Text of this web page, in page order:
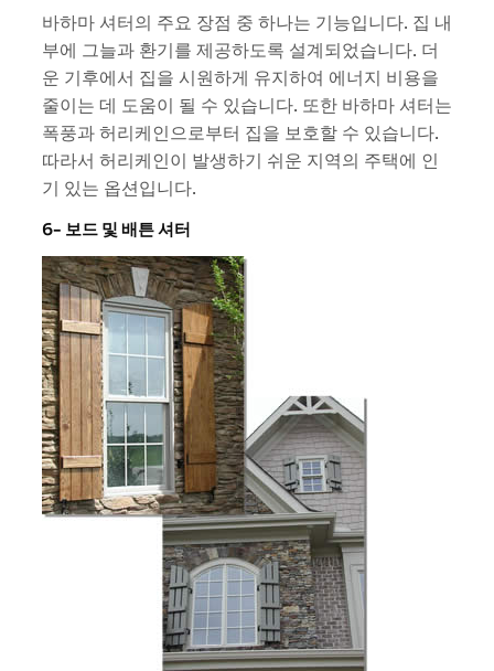
바하마 셔터의 주요 장점 중 하나는 기능입니다. 집 내
부에 그늘과 환기를 제공하도록 설계되었습니다. 더
운 기후에서 집을 시원하게 유지하여 에너지 비용을
줄이는 데 도움이 될 수 있습니다. 또한 바하마 셔터는
폭풍과 허리케인으로부터 집을 보호할 수 있습니다.
따라서 허리케인이 발생하기 쉬운 지역의 주택에 인
기 있는 옵션입니다.
6- 보드 및 배튼 셔터